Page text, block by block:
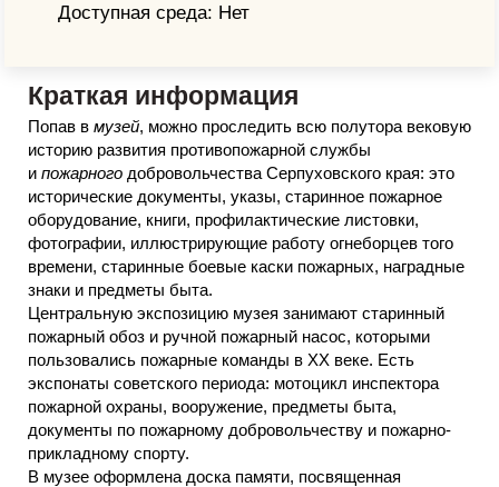
Доступная среда: Нет
Краткая информация
Попав в музей, можно проследить всю полутора вековую
историю развития противопожарной службы
и пожарного добровольчества Серпуховского края: это
исторические документы, указы, старинное пожарное
оборудование, книги, профилактические листовки,
фотографии, иллюстрирующие работу огнеборцев того
времени, старинные боевые каски пожарных, наградные
знаки и предметы быта.
Центральную экспозицию музея занимают старинный
пожарный обоз и ручной пожарный насос, которыми
пользовались пожарные команды в XX веке. Есть
экспонаты советского периода: мотоцикл инспектора
пожарной охраны, вооружение, предметы быта,
документы по пожарному добровольчеству и пожарно-
прикладному спорту.
В музее оформлена доска памяти, посвященная